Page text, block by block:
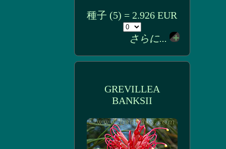
種子 (5) = 2.926 EUR
さらに...
GREVILLEA
BANKSII